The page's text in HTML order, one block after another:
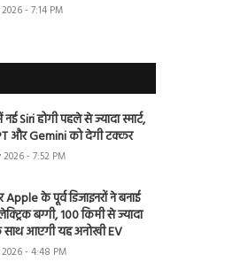
- 7:14 PM
Siri होगी पहले से ज्यादा स्मार्ट,
और Gemini को देगी टक्कर
2026 - 7:52 PM
के पूर्व डिजाइनरों ने बनाई
बग्गी, 100 किमी से ज्यादा
आएगी यह अनोखी EV
2026 - 4:48 PM